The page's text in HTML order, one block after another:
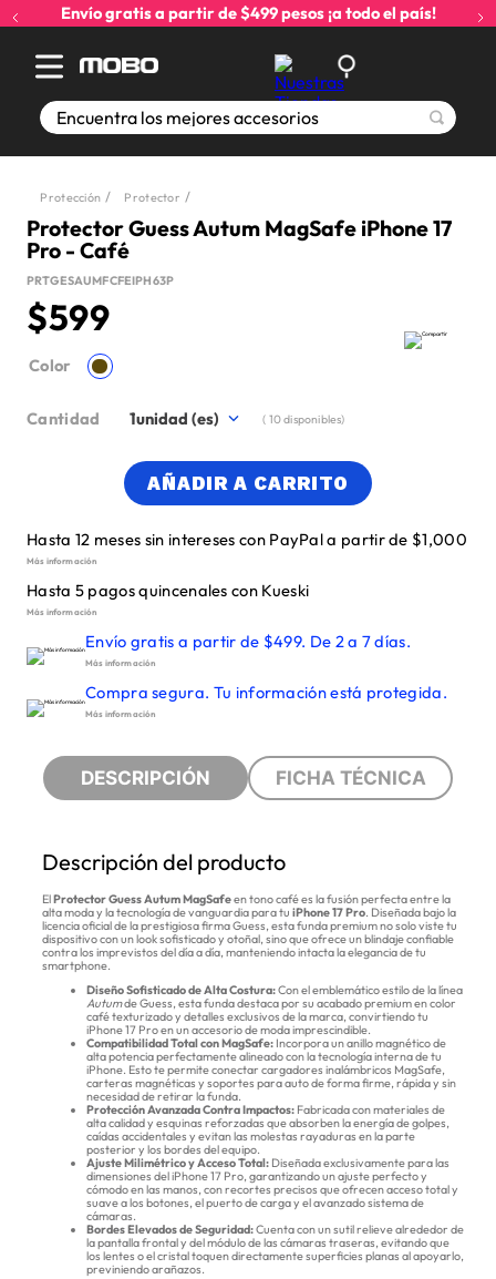
Envío gratis a partir de $499 pesos ¡a todo el país!
Encuentra los mejores accesorios
Protección Protector
Protector Guess Autum MagSafe iPhone 17
Pro - Café
PRTGESAUMFCFEIPH63P
$599
Color
Cantidad 1 ( 10disponibles)
AÑADIR A CARRITO
Hasta 12 meses sin intereses con PayPal a partir de $1,000
Más información
Hasta 5 pagos quincenales con Kueski
Más información
Envío gratis a partir de $499. De 2 a 7 días.
Más información
Compra segura. Tu información está protegida.
Más información
DESCRIPCIÓN FICHA TÉCNICA
Descripción del producto
ElProtector Guess Autum MagSafeen tono café es la fusión perfecta entre la
alta moda y la tecnología de vanguardia para tuiPhone 17 Pro. Diseñada bajo la
licencia oficial de la prestigiosa firma Guess, esta funda premium no solo viste tu
dispositivo con un look sofisticado y otoñal, sino que ofrece un blindaje confiable
contra los imprevistos del día a día, manteniendo intacta la elegancia de tu
smartphone.
Diseño Sofisticado de Alta Costura:Con el emblemático estilo de la línea
Autumde Guess, esta funda destaca por su acabado premium en color
café texturizado y detalles exclusivos de la marca, convirtiendo tu
iPhone 17 Pro en un accesorio de moda imprescindible.
Compatibilidad Total con MagSafe: Incorpora un anillo magnético de
alta potencia perfectamente alineado con la tecnología interna de tu
iPhone. Esto te permite conectar cargadores inalámbricos MagSafe,
carteras magnéticas y soportes para auto de forma firme, rápida y sin
necesidad de retirar la funda.
Protección Avanzada Contra Impactos: Fabricada con materiales de
alta calidad y esquinas reforzadas que absorben la energía de golpes,
caídas accidentales y evitan las molestas rayaduras en la parte
posterior y los bordes del equipo.
Ajuste Milimétrico y Acceso Total: Diseñada exclusivamente para las
dimensiones del iPhone 17 Pro, garantizando un ajuste perfecto y
cómodo en las manos, con recortes precisos que ofrecen acceso total y
suave a los botones, el puerto de carga y el avanzado sistema de
cámaras.
Bordes Elevados de Seguridad:Cuenta con un sutil relieve alrededor de
la pantalla frontal y del módulo de las cámaras traseras, evitando que
los lentes o el cristal toquen directamente superficies planas al apoyarlo,
previniendo arañazos.